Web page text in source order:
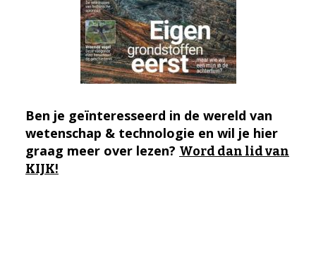
Ben je geïnteresseerd in de wereld van
wetenschap & technologie en wil je hier
graag meer over lezen? Word dan lid van
KIJK!